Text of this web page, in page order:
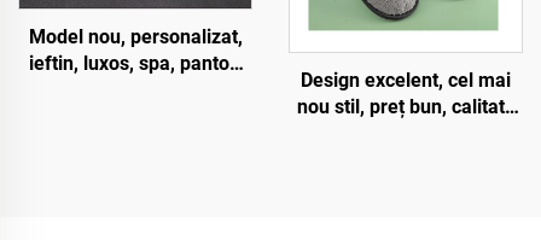
Model nou, personalizat,
ieftin, luxos, spa, pantofi
Design excelent, cel mai
nou stil, preț bun, calitate